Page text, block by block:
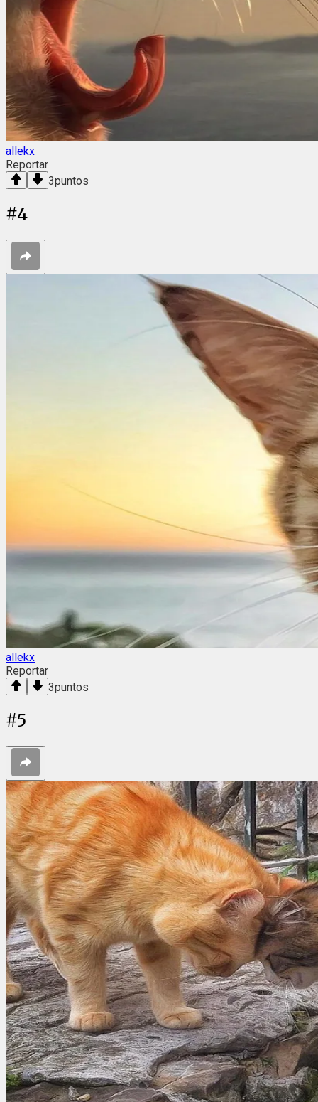
allekx
Reportar
3puntos
#4
allekx
Reportar
3puntos
#5